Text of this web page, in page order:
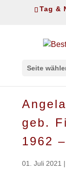
Tag &
Seite
geb.
1962
01. Juli 2021 |